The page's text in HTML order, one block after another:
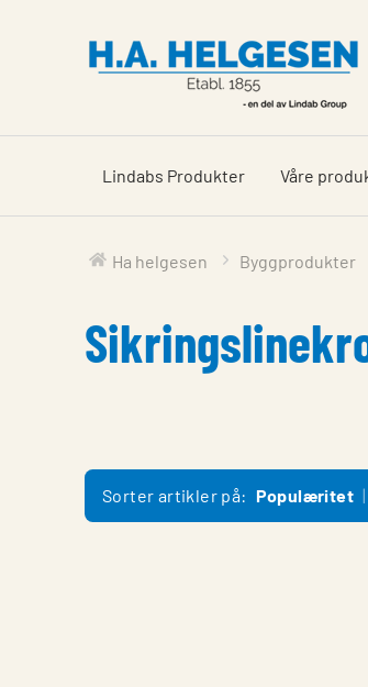
hovedinnhold
Lindabs Produkter Våre
Ha helgesen Byggprodukter
Sorter artikler på: Populæritet